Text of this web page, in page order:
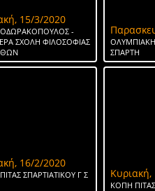
15/3/2020
-
ΣΧΟΛΗ ΦΙΛΟΣΟΦΙΑΣ
ΣΠΑΡΤΗ
16/2/2020
ΣΠΑΡΤΙΑΤΙΚΟΥ Γ Σ
ΚΟΠΗ